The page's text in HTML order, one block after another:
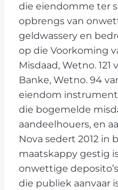
die eiendomme ter
opbrengs van
geldwassery en
op die Voorkoming
Misdaad, Wetno. 121
Banke, Wetno. 94
eiendom
die bogemelde
aandeelhouers, en
Nova sedert 2012 in
maatskappy gestig
onwettige
die publiek aanvaar